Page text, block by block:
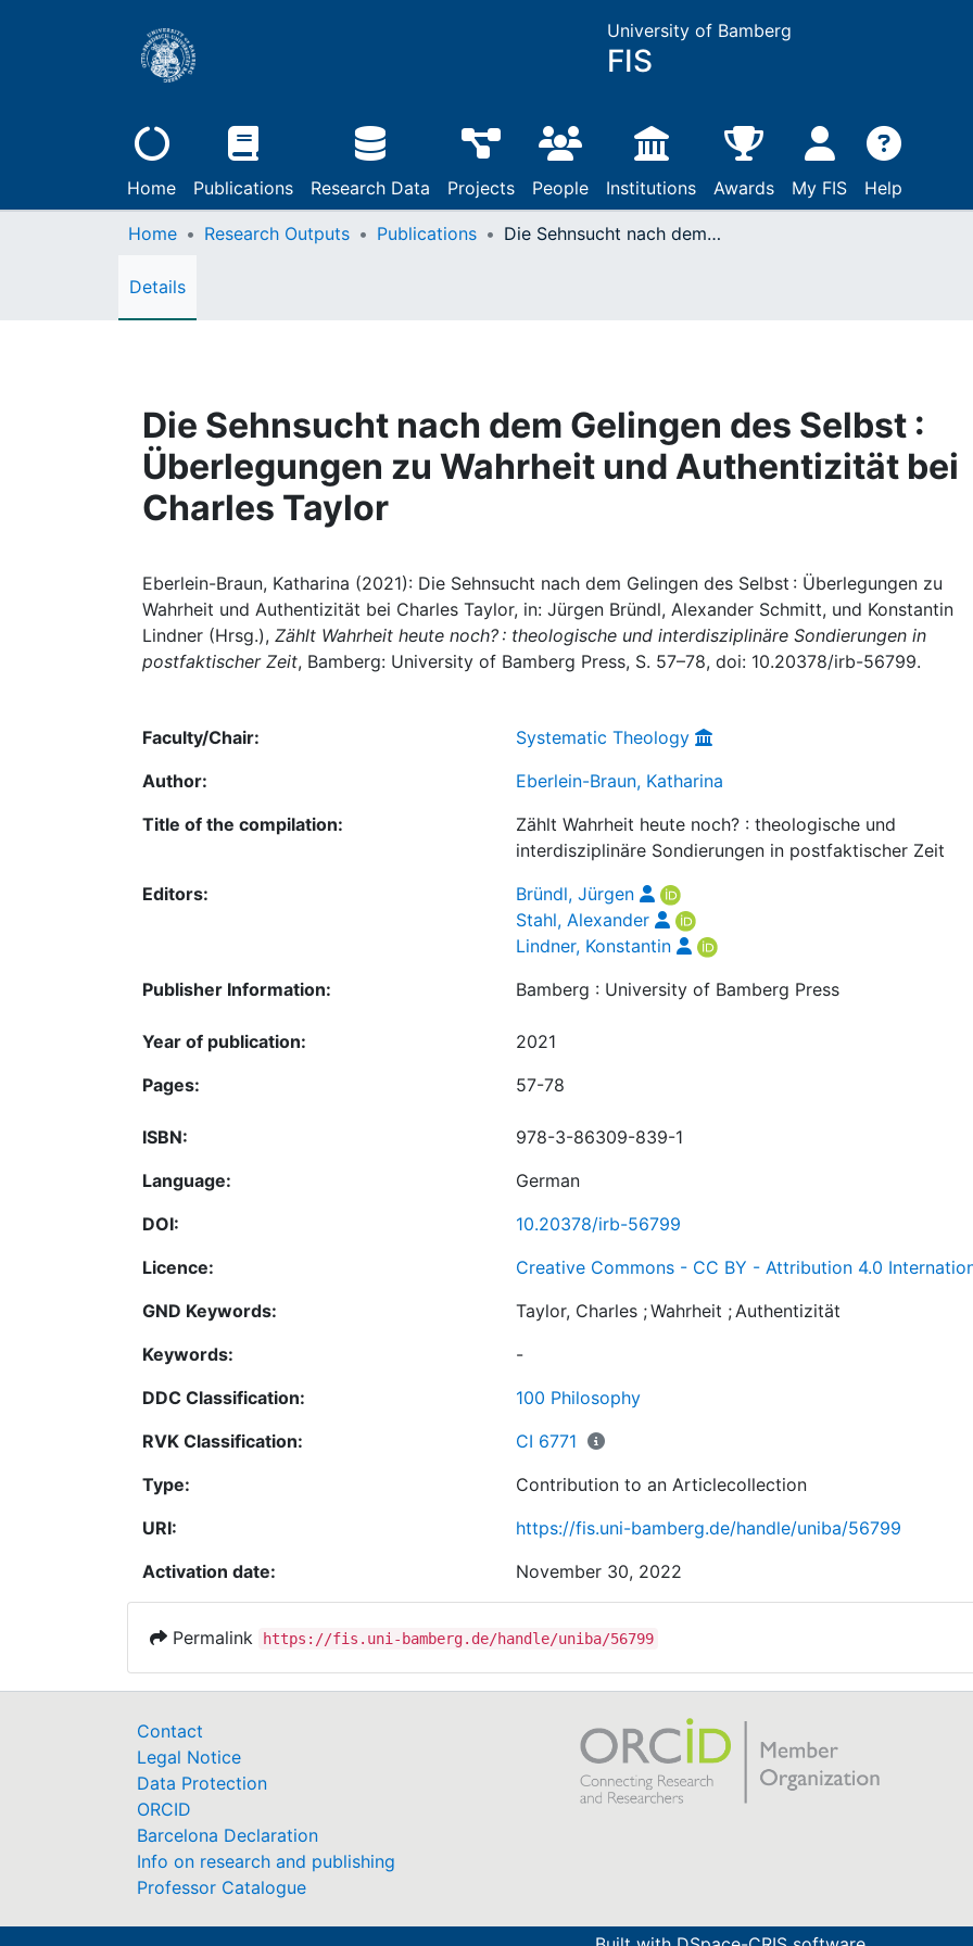
University of Bamberg
FIS
Home Publications Research Data Projects People Institutions Awards My FIS Help
Home Research Outputs Publications Die Sehnsucht nach dem Gelingen des Selbst : Überlegungen zu Wahrheit und Authentizität bei Charles Taylor
Details
Die Sehnsucht nach dem Gelingen des Selbst :
Überlegungen zu Wahrheit und Authentizität bei
Charles Taylor
Eberlein-Braun, Katharina (2021): Die Sehnsucht nach dem Gelingen des Selbst : Überlegungen zu
Wahrheit und Authentizität bei Charles Taylor, in: Jürgen Bründl, Alexander Schmitt, und Konstantin
Lindner (Hrsg.), Zählt Wahrheit heute noch? : theologische und interdisziplinäre Sondierungen in
postfaktischer Zeit, Bamberg: University of Bamberg Press, S. 57–78, doi: 10.20378/irb-56799.
Faculty/Chair:
Systematic Theology
Author:
Eberlein-Braun, Katharina
Title of the compilation:
Zählt Wahrheit heute noch? : theologische und
interdisziplinäre Sondierungen in postfaktischer Zeit
Editors:
Bründl, Jürgen
Stahl, Alexander
Lindner, Konstantin
Publisher Information:
Bamberg : University of Bamberg Press
Year of publication:
2021
Pages:
57-78
ISBN:
978-3-86309-839-1
Language:
German
DOI:
10.20378/irb-56799
Licence:
Creative Commons - CC BY - Attribution 4.0
GND Keywords:
Taylor, Charles ;Wahrheit ;Authentizität
Keywords:
-
DDC Classification:
100 Philosophy
RVK Classification:
CI 6771
Type:
Contribution to an Articlecollection
URI:
https://fis.uni-bamberg.de/handle/uniba/56799
Activation date:
November 30, 2022
Permalink https://fis.uni-bamberg.de/handle/uniba/56799
Contact
Legal Notice
Data Protection
ORCID
Barcelona Declaration
Info on research and publishing
Professor Catalogue